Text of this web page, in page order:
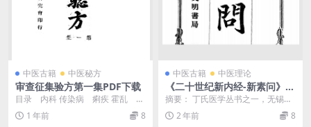
中医古籍 中医秘方
审查征集验方第一集PDF下载
目录 内科 传染病 痢疾 霍乱 黄
疸 疟疾 瘟疫 时令病...
1 年前 8
中医古籍 中医理论
《二十世纪新内经-新素问》丁
福保编-文明书局-新素问下载
摘要： 丁氏医学丛书之一，无锡丁
福保辑，第1集新素问，说明卫生、
保健、长寿及防病...
2 年前 8